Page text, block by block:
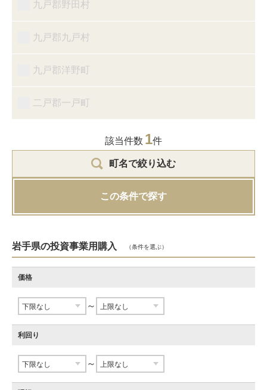
九戸郡野田村
九戸郡九戸村
九戸郡洋野町
二戸郡一戸町
該当件数 1件
町名で絞り込む
この条件で探す
岩手県の投資事業用購入 （条件を選ぶ）
価格
～
利回り
～